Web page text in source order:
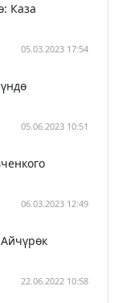
Каза
05.03.2023 17:54
05.06.2023 10:51
06.03.2023 12:49
22.06.2022 10:58